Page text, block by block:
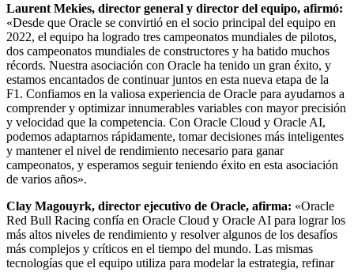
Laurent Mekies, director general y director del equipo, afirmó:
«Desde que Oracle se convirtió en el socio principal del equipo en
2022, el equipo ha logrado tres campeonatos mundiales de pilotos,
dos campeonatos mundiales de constructores y ha batido muchos
récords. Nuestra asociación con Oracle ha tenido un gran éxito, y
estamos encantados de continuar juntos en esta nueva etapa de la
F1. Confiamos en la valiosa experiencia de Oracle para ayudarnos a
comprender y optimizar innumerables variables con mayor precisión
y velocidad que la competencia. Con Oracle Cloud y Oracle AI,
podemos adaptarnos rápidamente, tomar decisiones más inteligentes
y mantener el nivel de rendimiento necesario para ganar
campeonatos, y esperamos seguir teniendo éxito en esta asociación
de varios años».
Clay Magouyrk, director ejecutivo de Oracle, afirma: «Oracle
Red Bull Racing confía en Oracle Cloud y Oracle AI para lograr los
más altos niveles de rendimiento y resolver algunos de los desafíos
más complejos y críticos en el tiempo del mundo. Las mismas
tecnologías que el equipo utiliza para modelar la estrategia, refinar